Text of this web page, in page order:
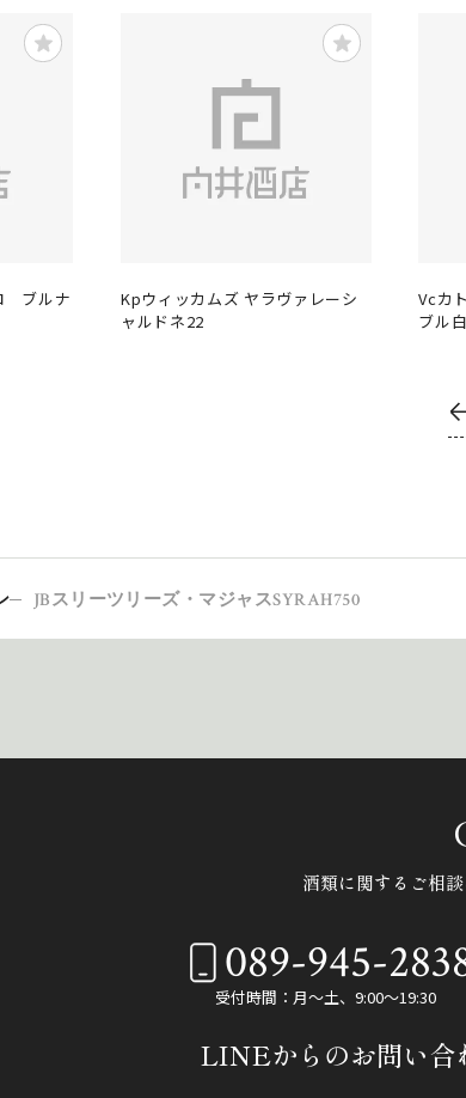
ブルナ
Kpウィッカムズ ヤラヴァレーシ
ャルドネ22
Vcカ
ブル
JBスリーツリーズ・マジャスSYRAH750
酒類に関するご相談
089-945-
受付時間：月～土、9:00～19:30
LINEからのお問い合